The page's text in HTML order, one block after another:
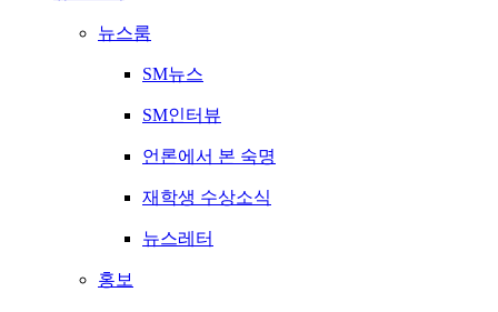
뉴스룸
SM뉴스
SM인터뷰
언론에서 본 숙명
재학생 수상소식
뉴스레터
홍보